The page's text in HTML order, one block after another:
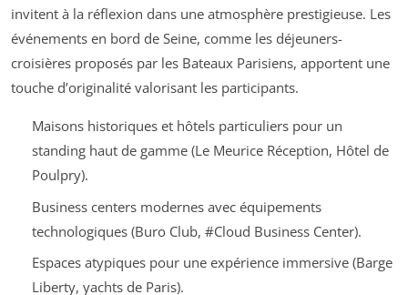
invitent à la réflexion dans une atmosphère prestigieuse. Les
événements en bord de Seine, comme les déjeuners-
croisières proposés par les Bateaux Parisiens, apportent une
touche d’originalité valorisant les participants.
Maisons historiques et hôtels particuliers pour un
standing haut de gamme (Le Meurice Réception, Hôtel de
Poulpry).
Business centers modernes avec équipements
technologiques (Buro Club, #Cloud Business Center).
Espaces atypiques pour une expérience immersive (Barge
Liberty, yachts de Paris).